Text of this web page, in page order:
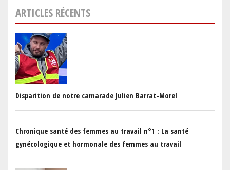
ARTICLES RÉCENTS
Disparition de notre camarade Julien Barrat-Morel
Chronique santé des femmes au travail n°1 : La santé
gynécologique et hormonale des femmes au travail